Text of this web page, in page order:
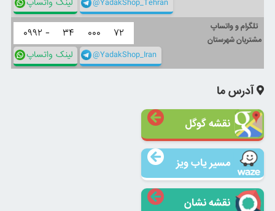
لینک واتساپ @YadakShop_Tehran
تلگرام و واتساپ
مشتریان شهرستان
۰۹۹۲ - ۳۴ ۰۰۰ ۷۲
لینک واتساپ @YadakShop_Iran
آدرس ما
نقشه گوگل
مسیر یاب ویز
نقشه نشان